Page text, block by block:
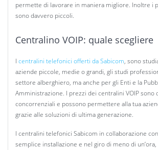
permette di lavorare in maniera migliore. Inoltre i
sono davvero piccoli.
Centralino VOIP: quale scegliere
I centralini telefonici offerti da Sabicom, sono
aziende piccole, medie o grandi, gli studi
settore alberghiero, ma anche per gli Enti e la
Amministrazione. I prezzi dei centralini VOIP sono
concorrenziali e possono permettere alla tua
grazie alle soluzioni di ultima generazione.
I centralini telefonici Sabicom in collaborazione con
semplice installazione e nel giro di meno di